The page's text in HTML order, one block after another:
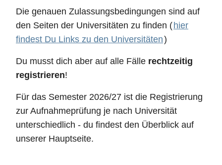
Die genauen Zulassungsbedingungen sind auf
den Seiten der Universitäten zu finden ( hier
findest Du Links zu den Universitäten)
Du musst dich aber auf alle Fälle rechtzeitig
registrieren!
Für das Semester 2026/27 ist die Registrierung
zur Aufnahmeprüfung je nach Universität
unterschiedlich - du findest den Überblick auf
unserer Hauptseite.